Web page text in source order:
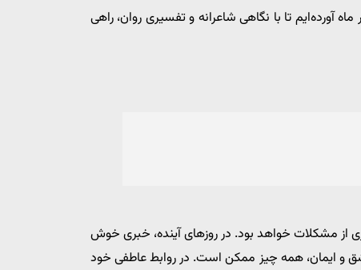
۲۳ مهر ۱۴۰۴ را برای متولدین هر ماه آورده‌ایم تا با نگاهی شاعرانه و تفسیری روان، راهی
از مشکلات خواهد بود. در روزهای آینده، خبری خوش
و ایمان، همه چیز ممکن است. در روابط عاطفی خود